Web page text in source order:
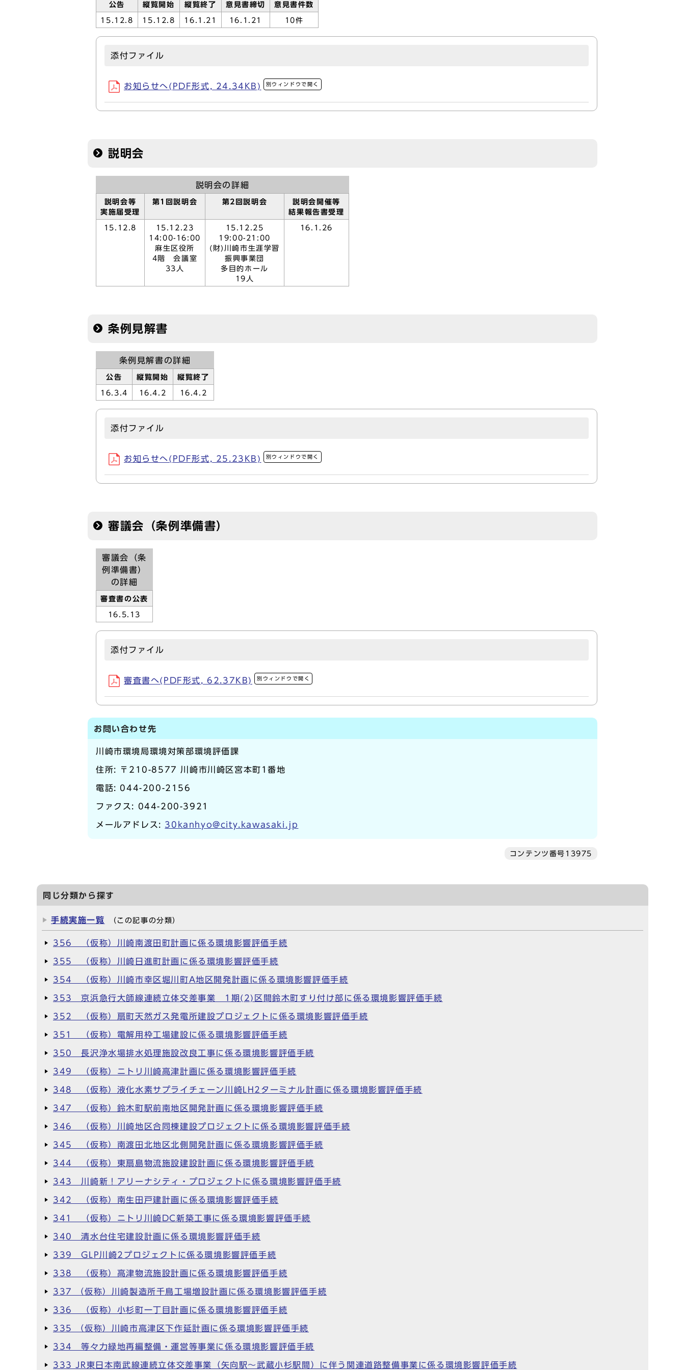
公告 縦覧開始 縦覧終了 意見書締切 意見書件数
15.12.8 15.12.8 16.1.21 16.1.21 10件
添付ファイル
お知らせへ(PDF形式, 24.34KB) 別ウィンドウで開く
説明会
説明会の詳細
説明会等
実施届受理
第1回説明会 第2回説明会
説明会開催等
結果報告書受理
15.12.8
15.12.23
14:00-16:00
麻生区役所
4階 会議室
33人
15.12.25
19:00-21:00
(財)川崎市生涯学習
振興事業団
多目的ホール
19人
16.1.26
条例見解書
条例見解書の詳細
公告 縦覧開始 縦覧終了
16.3.4 16.4.2 16.4.2
添付ファイル
お知らせへ(PDF形式, 25.23KB) 別ウィンドウで開く
審議会（条例準備書）
審議会（条
例準備書）
の詳細
審査書の公表
16.5.13
添付ファイル
審査書へ(PDF形式, 62.37KB) 別ウィンドウで開く
お問い合わせ先
川崎市環境局環境対策部環境評価課
住所: 〒210-8577 川崎市川崎区宮本町1番地
電話: 044-200-2156
ファクス: 044-200-3921
メールアドレス: 30kanhyo@city.kawasaki.jp
コンテンツ番号13975
同じ分類から探す
手続実施一覧 （この記事の分類）
356 （仮称）川崎南渡田町計画に係る環境影響評価手続
355 （仮称）川崎日進町計画に係る環境影響評価手続
354 （仮称）川崎市幸区堀川町A地区開発計画に係る環境影響評価手続
353 京浜急行大師線連続立体交差事業 1期(2)区間鈴木町すり付け部に係る環境影響評価手続
352 （仮称）扇町天然ガス発電所建設プロジェクトに係る環境影響評価手続
351 （仮称）電解用枠工場建設に係る環境影響評価手続
350 長沢浄水場排水処理施設改良工事に係る環境影響評価手続
349 （仮称）ニトリ川崎高津計画に係る環境影響評価手続
348 （仮称）液化水素サプライチェーン川崎LH2ターミナル計画に係る環境影響評価手続
347 （仮称）鈴木町駅前南地区開発計画に係る環境影響評価手続
346 （仮称）川崎地区合同棟建設プロジェクトに係る環境影響評価手続
345 （仮称）南渡田北地区北側開発計画に係る環境影響評価手続
344 （仮称）東扇島物流施設建設計画に係る環境影響評価手続
343 川崎新！アリーナシティ・プロジェクトに係る環境影響評価手続
342 （仮称）南生田戸建計画に係る環境影響評価手続
341 （仮称）ニトリ川崎DC新築工事に係る環境影響評価手続
340 清水台住宅建設計画に係る環境影響評価手続
339 GLP川崎2プロジェクトに係る環境影響評価手続
338 （仮称）高津物流施設計画に係る環境影響評価手続
337 （仮称）川崎製造所千鳥工場増設計画に係る環境影響評価手続
336 （仮称）小杉町一丁目計画に係る環境影響評価手続
335 （仮称）川崎市高津区下作延計画に係る環境影響評価手続
334 等々力緑地再編整備・運営等事業に係る環境影響評価手続
333 JR東日本南武線連続立体交差事業（矢向駅～武蔵小杉駅間）に伴う関連道路整備事業に係る環境影響評価手続